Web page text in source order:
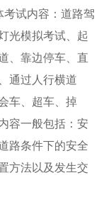
试内容：道路驾
光模拟考试、起
、靠边停车、直
通过人行横道
车、超车、掉
容一般包括：安
路条件下的安全
方法以及发生交